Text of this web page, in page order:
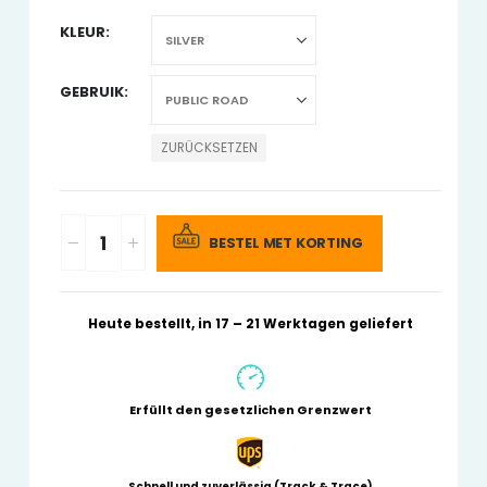
KLEUR
GEBRUIK
ZURÜCKSETZEN
BESTEL MET KORTING
Heute bestellt, in 17 – 21 Werktagen geliefert
Erfüllt den gesetzlichen Grenzwert